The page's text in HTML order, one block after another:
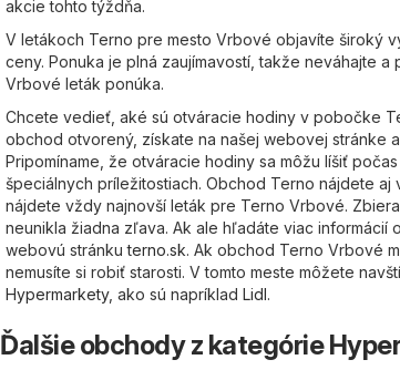
akcie tohto týždňa.
V letákoch Terno pre mesto Vrbové objavíte široký
ceny. Ponuka je plná zaujímavostí, takže neváhajte
Vrbové leták ponúka.
Chcete vedieť, aké sú otváracie hodiny v pobočke
obchod otvorený, získate na našej webovej stránke
Pripomíname, že otváracie hodiny sa môžu líšiť
špeciálnych príležitostiach. Obchod Terno nájdete aj
nájdete vždy najnovší leták pre Terno Vrbové.
neunikla žiadna zľava. Ak ale hľadáte viac
webovú stránkuterno.sk. Ak obchod Terno Vrbové
nemusíte si robiť starosti. V tomto meste môžete
Hypermarkety, ako sú napríklad Lidl .
Ďalšie obchody z kategórie